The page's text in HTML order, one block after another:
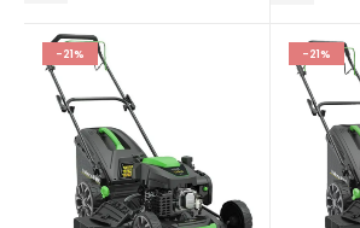
-21% -21%